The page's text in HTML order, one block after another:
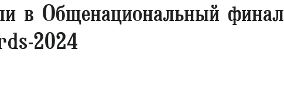
в Общенациональный финал
2024